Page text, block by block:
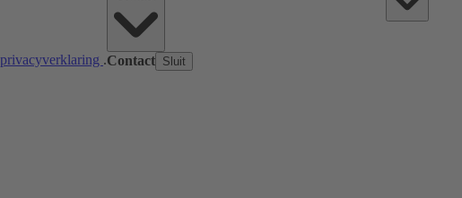
privacyverklaring .Contact Sluit